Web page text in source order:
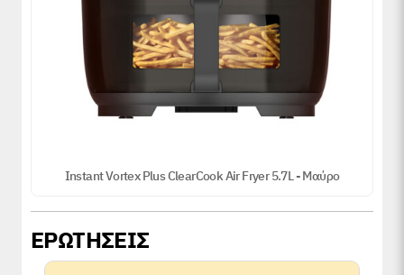
Instant Vortex Plus ClearCook Air Fryer 5.7L - Μαύρο
ΕΡΩΤΗΣΕΙΣ